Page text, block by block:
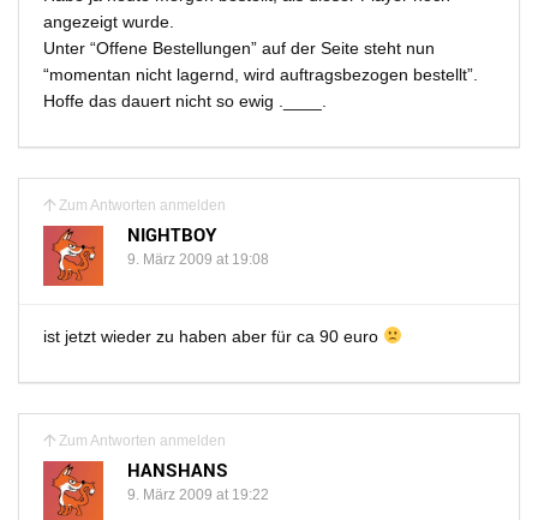
angezeigt wurde.
Unter “Offene Bestellungen” auf der Seite steht nun
“momentan nicht lagernd, wird auftragsbezogen bestellt”.
Hoffe das dauert nicht so ewig .____.
Zum Antworten anmelden
NIGHTBOY
9. März 2009 at 19:08
ist jetzt wieder zu haben aber für ca 90 euro
Zum Antworten anmelden
HANSHANS
9. März 2009 at 19:22